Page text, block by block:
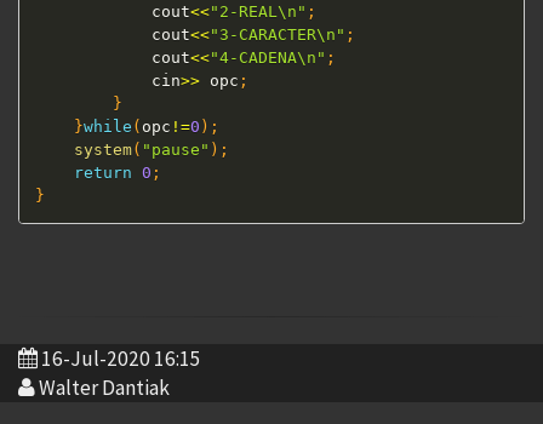
			cout
<<"2-REAL\n" ;
			cout
<<"3-CARACTER\n" ;
			cout
<<"4-CADENA\n" ;
			cin
>> opc ;
}
}while ( opc !=0 ) ;
system( "pause" ) ;
return 0 ;
}
16-Jul-2020 16:15
Walter Dantiak